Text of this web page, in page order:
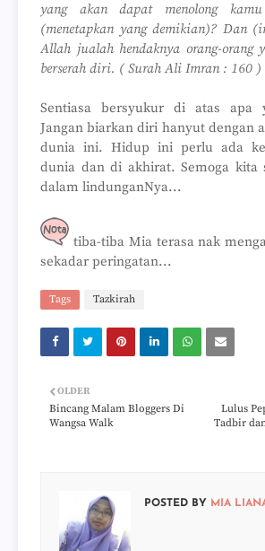
yang akan dapat menolong
(menetapkan yang demikian)? Dan
Allah jualah hendaknya orang-orang
berserah diri. ( Surah Ali Imran : 160 )
Sentiasa bersyukur di atas apa
Jangan biarkan diri hanyut dengan
dunia ini. Hidup ini perlu ada
dunia dan di akhirat. Semoga kita
dalam lindunganNya...
tiba-tiba Mia terasa nak
sekadar peringatan...
Tags Tazkirah
Lulus
Tadbir
OLDER
Bincang Malam Bloggers Di
Wangsa Walk
POSTED BY MIA